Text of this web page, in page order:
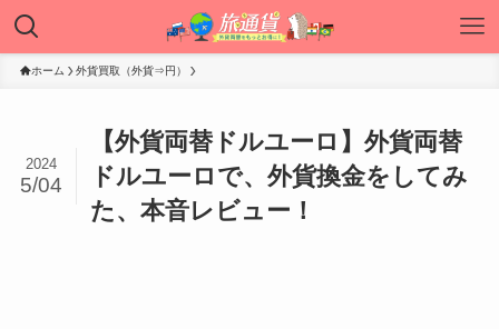
ホーム 外貨買取（外貨⇒円）
【外貨両替ドルユーロ】外貨両替
ドルユーロで、外貨換金をしてみ
た、本音レビュー！
2024
5/04